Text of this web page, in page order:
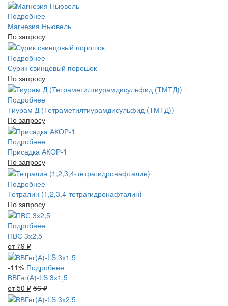
Подробнее
Магнезия Ньювель
По запросу
Подробнее
Сурик свинцовый порошок
По запросу
Подробнее
Тиурам Д (Тетраметилтиурамдисульфид (ТМТД))
По запросу
Подробнее
Присадка АКОР-1
По запросу
Подробнее
Тетралин (1,2,3,4-тетрагидронафталин)
По запросу
Подробнее
ПВС 3х2,5
от 79 ₽
-11% Подробнее
ВВГнг(А)-LS 3х1,5
от 50 ₽ 56₽